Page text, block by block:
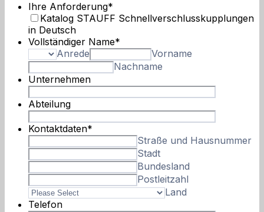
Ihre Anforderung*
Katalog STAUFF Schnellverschlusskupplungen
in Deutsch
Vollständiger Name*
Anrede
Vorname
Nachname
Unternehmen
Abteilung
Kontaktdaten*
Straße und Hausnummer
Stadt
Bundesland
Postleitzahl
Land
Telefon